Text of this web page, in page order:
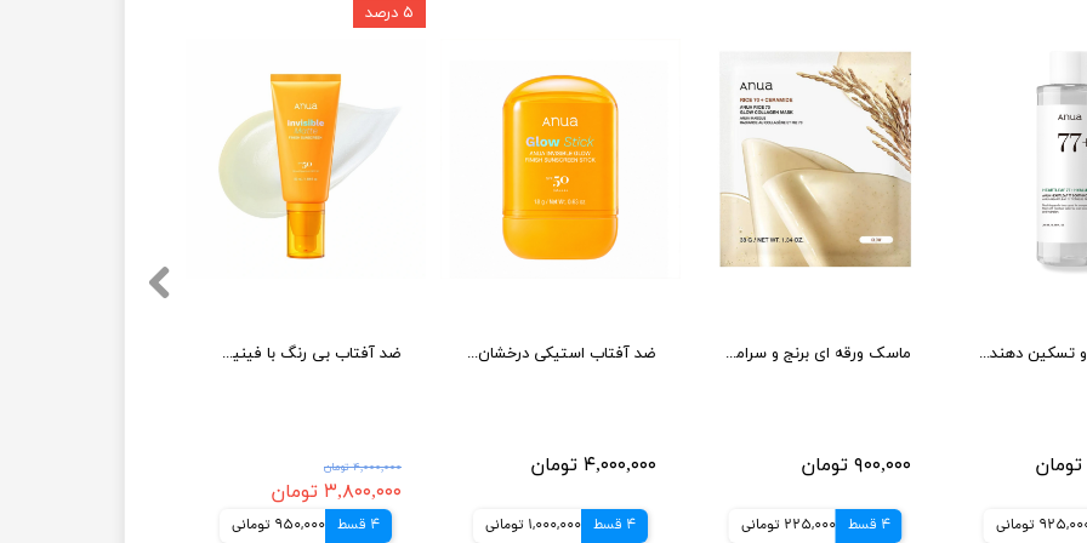
ضد آفتاب بی رنگ با فینیش مات SPF50 آنوا مدل Invisible Matte
۴,۰۰۰,۰۰۰ تومان
۳,۸۰۰,۰۰۰ تومان
4 قسط 950,000 تومانی
۵ درصد
ضد آفتاب استیکی درخشان و شفاف کننده آنوا
۴,۰۰۰,۰۰۰ تومان
4 قسط 1,000,000 تومانی
ماسک ورقه ای برنج و سرامید آنوا Anua درخشان کننده _ یک عدد
۹۰۰,۰۰۰ تومان
4 قسط 225,000 تومانی
تونر آبرسان و تسکین دهنده آنوا حجم 250 میل طرح جدید
تومانی